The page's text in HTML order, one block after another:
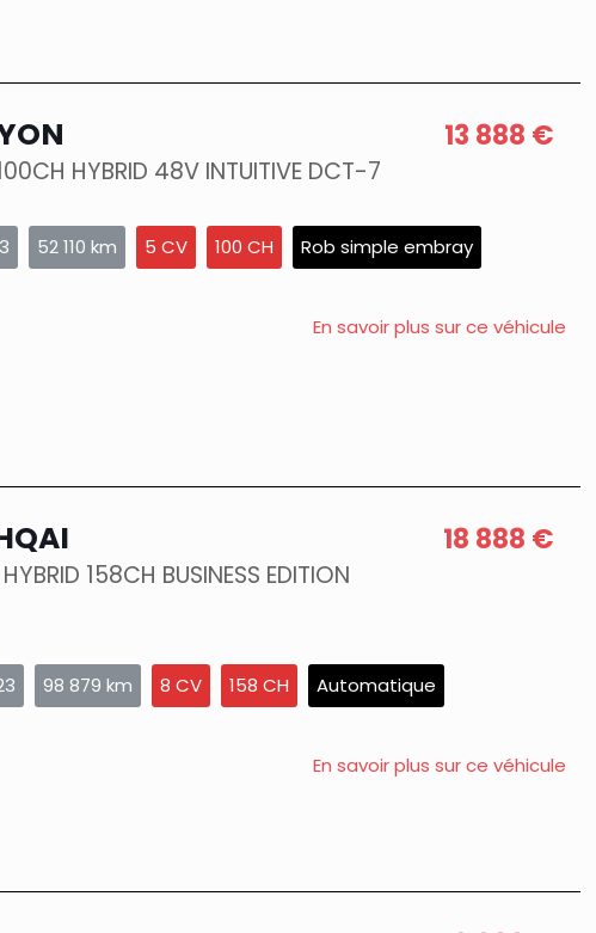
13 888 €
HYBRID 48V INTUITIVE DCT-7
52 110 km 5 CV 100 CH Rob simple embray
En savoir plus sur ce véhicule
18 888 €
158CH BUSINESS EDITION
98 879 km 8 CV 158 CH Automatique
En savoir plus sur ce véhicule